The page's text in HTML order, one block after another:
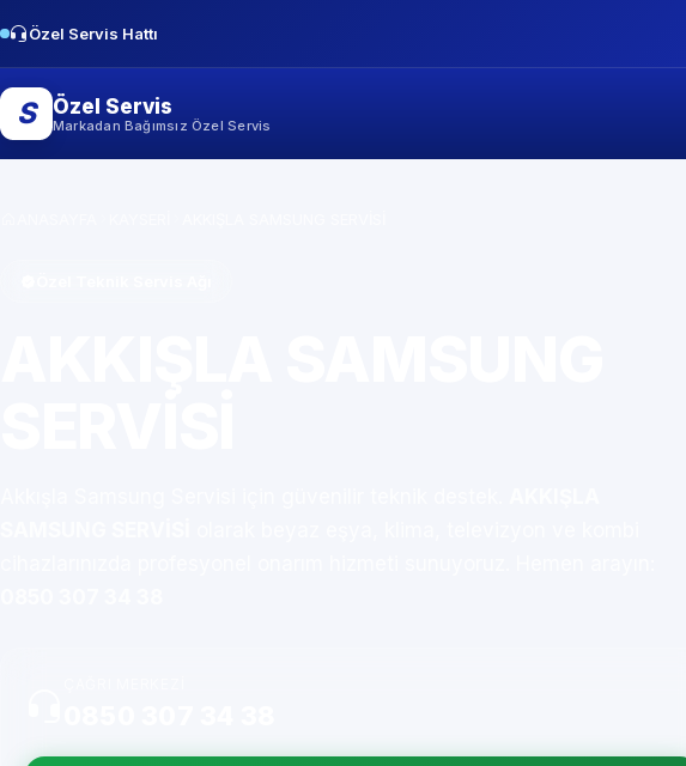
Özel Servis Hattı
S Özel Servis
Markadan Bağımsız Özel Servis